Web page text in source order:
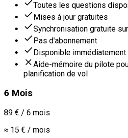
Toutes les questions
Mises à jour gratuites
Synchronisation gratuite
Pas d'abonnement
Disponible immédiatement
Aide-mémoire du pilote
planification de vol
6 Mois
89 € / 6 mois
≈ 15 € / mois